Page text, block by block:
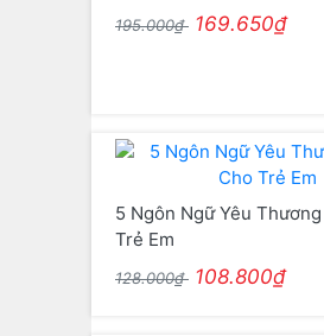
195.000₫ 169.650₫
5 Ngôn Ngữ Yêu
Trẻ Em
128.000₫ 108.800₫